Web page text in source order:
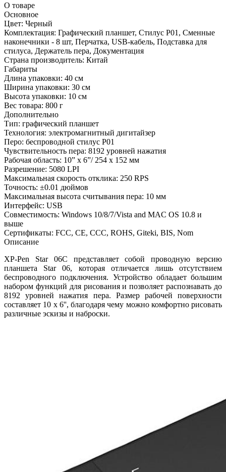
О товаре
Основное
Цвет: Черный
Комплектация: Графический планшет, Стилус P01, Сменные
наконечники - 8 шт, Перчатка, USB-кабель, Подставка для
стилуса, Держатель пера, Документация
Страна производитель: Китай
Габариты
Длина упаковки: 40 см
Ширина упаковки: 30 см
Высота упаковки: 10 см
Вес товара: 800 г
Дополнительно
Тип: графический планшет
Технология: электромагнитный дигитайзер
Перо: беспроводной стилус P01
Чувствительность пера: 8192 уровней нажатия
Рабочая область: 10” x 6”/ 254 x 152 мм
Разрешение: 5080 LPI
Максимальная скорость отклика: 250 RPS
Точность: ±0.01 дюймов
Максимальная высота считывания пера: 10 мм
Интерфейс: USB
Совместимость: Windows 10/8/7/Vista and MAC OS 10.8 и
выше
Сертификаты: FCC, CE, CCC, ROHS, Giteki, BIS, Nom
Описание
XP-Pen Star 06C представляет собой проводную версию
планшета Star 06, которая отличается лишь отсутствием
беспроводного подключения. Устройство обладает большим
набором функций для рисования и позволяет распознавать до
8192 уровней нажатия пера. Размер рабочей поверхности
составляет 10 х 6'', благодаря чему можно комфортно рисовать
различные эскизы и наброски.